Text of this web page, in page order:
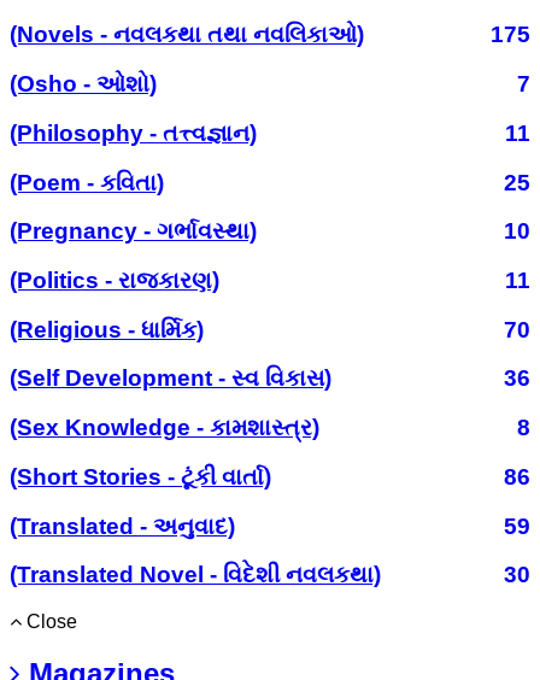
(Novels - નવલકથા તથા નવલિકાઓ)
175
(Osho - ઓશો)
7
(Philosophy - તત્ત્વજ્ઞાન)
11
(Poem - કવિતા)
25
(Pregnancy - ગર્ભાવસ્થા)
10
(Politics - રાજકારણ)
11
(Religious - ધાર્મિક)
70
(Self Development - સ્વ વિકાસ)
36
(Sex Knowledge - કામશાસ્ત્ર)
8
(Short Stories - ટૂંકી વાર્તા)
86
(Translated - અનુવાદ)
59
(Translated Novel - વિદેશી નવલકથા)
30
Close
Magazines